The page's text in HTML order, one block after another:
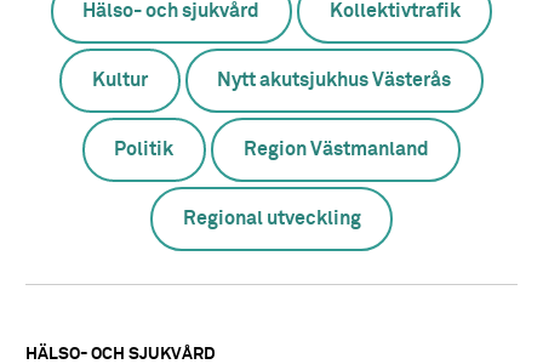
Hälso- och sjukvård Kollektivtrafik
Kultur Nytt akutsjukhus Västerås
Politik Region Västmanland
Regional utveckling
HÄLSO- OCH SJUKVÅRD